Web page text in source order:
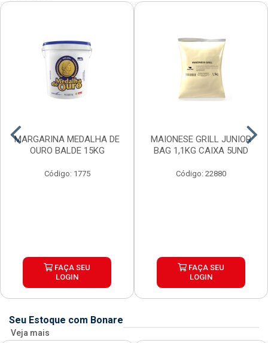
MARGARINA MEDALHA DE
OURO BALDE 15KG
Código: 1775
FAÇA SEU
LOGIN
MAIONESE GRILL JUNIOR
BAG 1,1KG CAIXA 5UND
Código: 22880
FAÇA SEU
LOGIN
Seu Estoque com Bonare
Veja mais